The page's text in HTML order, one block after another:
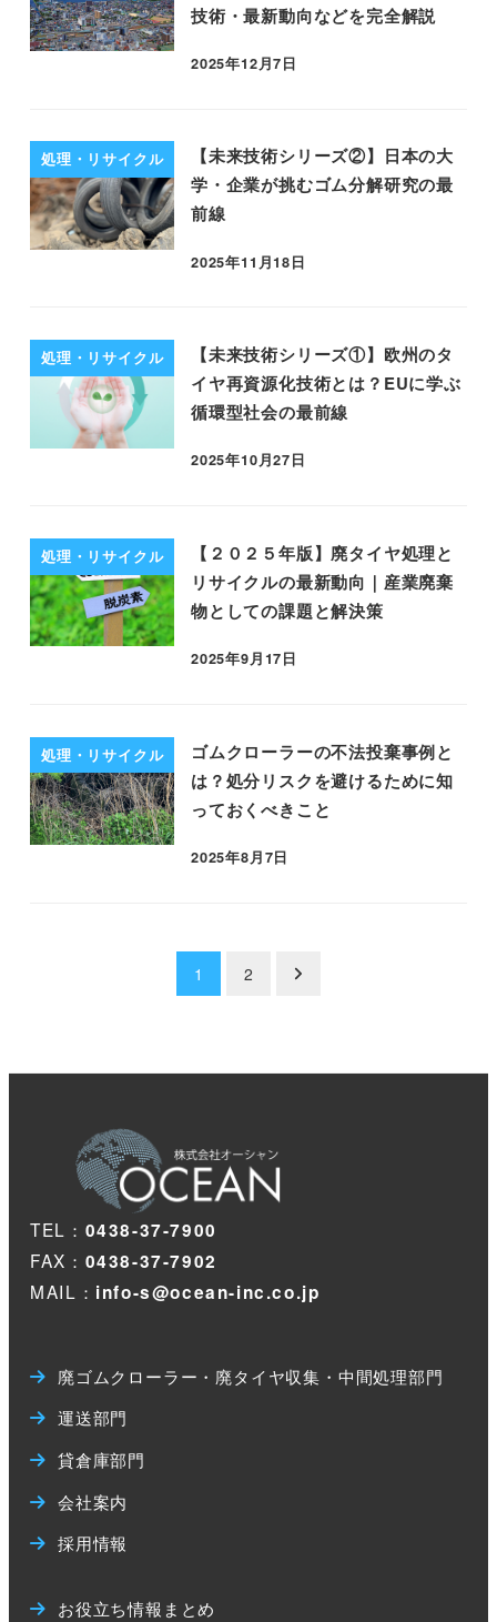
技術・最新動向などを完全解説
2025年12月7日
処理・リサイクル
【未来技術シリーズ②】日本の大
学・企業が挑むゴム分解研究の最
前線
2025年11月18日
処理・リサイクル
【未来技術シリーズ①】欧州のタ
イヤ再資源化技術とは？EUに学ぶ
循環型社会の最前線
2025年10月27日
処理・リサイクル
【２０２５年版】廃タイヤ処理と
リサイクルの最新動向｜産業廃棄
物としての課題と解決策
2025年9月17日
処理・リサイクル
ゴムクローラーの不法投棄事例と
は？処分リスクを避けるために知
っておくべきこと
2025年8月7日
送
り
1 2
TEL： 0438-37-7900
FAX： 0438-37-7902
MAIL： info-s@ocean-inc.co.jp
廃ゴムクローラー・廃タイヤ収集・中間処理部門
運送部門
貸倉庫部門
会社案内
採用情報
お役立ち情報まとめ